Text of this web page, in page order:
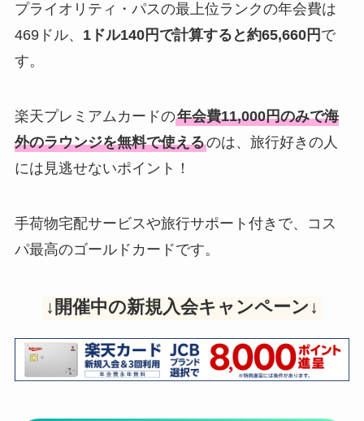
プライオリティ・パスの最上位ランクの年会費は
469ドル、 1ドル140円で計算すると約65,660円 で
す。
楽天プレミアムカードの年会費11,000円のみで海
外のラウンジを無料で使えるのは、旅行好きの人
には見逃せないポイント！
手荷物宅配サービスや旅行サポート付きで、コス
パ最高のゴールドカードです。
↓開催中の新規入会キャンペーン↓